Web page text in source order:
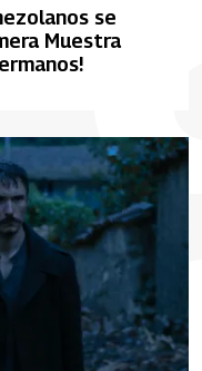
se
Muestra